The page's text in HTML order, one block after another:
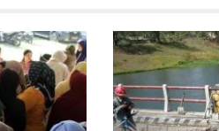
santri
5 Agustus